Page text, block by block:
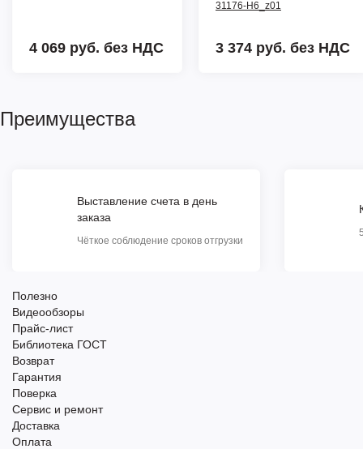
4 069 руб. без НДС
31176-H6_z01
3 374 руб. без НДС
Преимущества
Выставление счета в день
заказа
Чёткое соблюдение сроков отгрузки
Полезно
Видеообзоры
Прайс-лист
Библиотека ГОСТ
Возврат
Гарантия
Поверка
Сервис и ремонт
Доставка
Оплата